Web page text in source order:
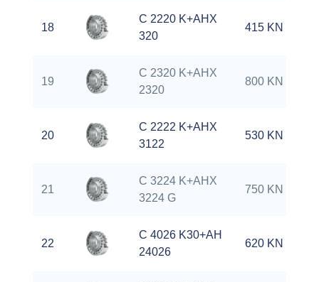
18
C 2220 K+AHX
320
415 KN
19
C 2320 K+AHX
2320
800 KN
20
C 2222 K+AHX
3122
530 KN
21
C 3224 K+AHX
3224 G
750 KN
22
C 4026 K30+AH
24026
620 KN